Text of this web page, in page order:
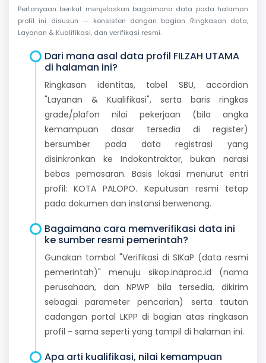
Pertanyaan berikut menjelaskan bagaimana data pada halaman
profil ini disusun — konsisten dengan bagian Ringkasan data,
Layanan & Kualifikasi, dan verifikasi resmi.
Dari mana asal data profil FILZAH UTAMA
di halaman ini?
Ringkasan identitas, tabel SBU, accordion
"Layanan & Kualifikasi", serta baris ringkas
grade/plafon nilai pekerjaan (bila angka
kemampuan dasar tersedia di register)
bersumber pada data registrasi yang
disinkronkan ke Indokontraktor, bukan narasi
bebas pemasaran. Basis lokasi menurut entri
profil: KOTA PALOPO. Keputusan resmi tetap
pada dokumen dan instansi berwenang.
Bagaimana cara memverifikasi data ini
ke sumber resmi pemerintah?
Gunakan tombol "Verifikasi di SIKaP (data resmi
pemerintah)" menuju sikap.inaproc.id (nama
perusahaan, dan NPWP bila tersedia, dikirim
sebagai parameter pencarian) serta tautan
cadangan portal LKPP di bagian atas ringkasan
profil - sama seperti yang tampil di halaman ini.
Apa arti kualifikasi, nilai kemampuan